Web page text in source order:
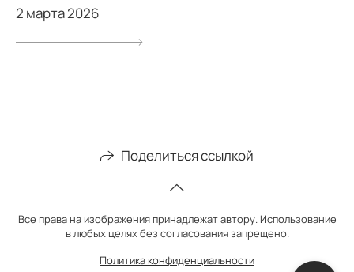
2 марта 2026
Поделиться ссылкой
Все права на изображения принадлежат автору. Использование
в любых целях без согласования запрещено.
Политика конфиденциальности